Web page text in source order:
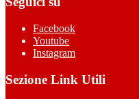
Facebook
Youtube
Instagram
Sezione Link Utili